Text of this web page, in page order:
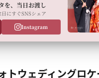
を、当日お渡し
にすぐSNSシェア
Instagram
トウェディングロケ